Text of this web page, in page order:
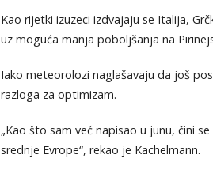
Kao rijetki izuzeci izdvajaju se Italija,
uz moguća manja poboljšanja na
Iako meteorolozi naglašavaju da još
razloga za optimizam.
„Kao što sam već napisao u junu, čini
srednje Evrope“, rekao je Kachelmann.